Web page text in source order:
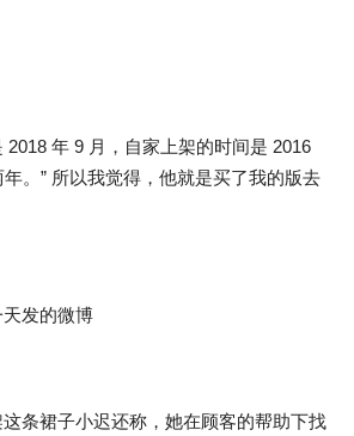
年 9 月，自家上架的时间是 2016
。” 所以我觉得，他就是买了我的版去
发的微博
条裙子小迟还称，她在顾客的帮助下找